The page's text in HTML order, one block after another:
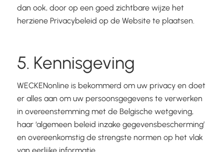
dan ook, door op een goed zichtbare wijze het
herziene Privacybeleid op de Website te plaatsen.
5. Kennisgeving
WECKENonline is bekommerd om uw privacy en doet
er alles aan om uw persoonsgegevens te verwerken
in overeenstemming met de Belgische wetgeving,
haar ‘algemeen beleid inzake gegevensbescherming’
en overeenkomstig de strengste normen op het vlak